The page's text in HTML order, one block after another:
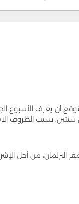
أن يعرف الأسبوع
بسبب الظروف
من أجل